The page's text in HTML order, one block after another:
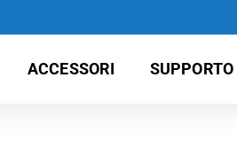
ACCESSORI SUPPORTO